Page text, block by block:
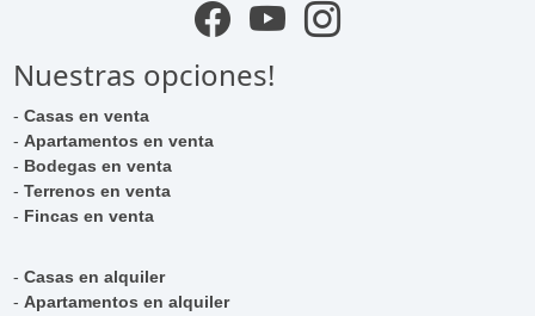
Nuestras opciones!
-Casas en venta
-Apartamentos en venta
- Bodegas en venta
-Terrenos en venta
- Fincas en venta
-Casas en alquiler
-Apartamentos en alquiler